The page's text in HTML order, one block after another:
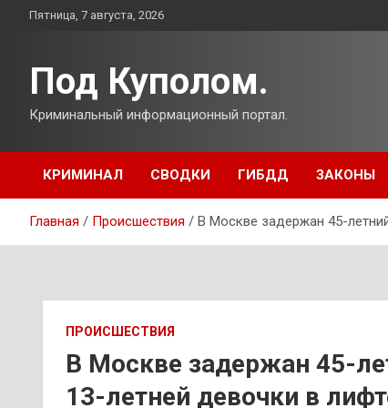
ПерейтиПятница, 7 августа, 2026
Под Куполом.
Криминальный информационный портал.
КРИМИНАЛ СВОДКИ ГИБДД ЗАКОНЫ
Главная Происшествия В Москве задержан 45-
ПРОИСШЕСТВИЯ
В Москве задержан 45-
13-летней девочки в